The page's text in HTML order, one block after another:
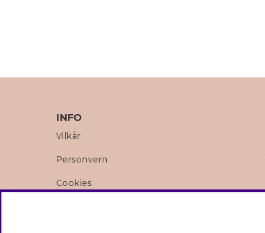
INFO
Vilkår
Personvern
Cookies